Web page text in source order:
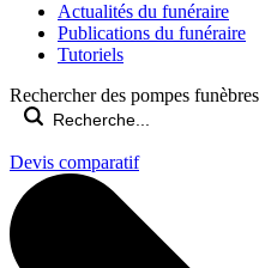
Actualités du funéraire
Publications du funéraire
Tutoriels
Rechercher des pompes
Devis comparatif